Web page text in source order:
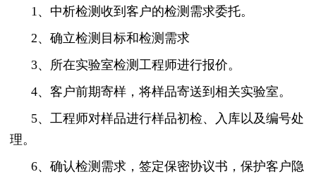
1、中析检测收到客户的检测需求委托。
2、确立检测目标和检测需求
3、所在实验室检测工程师进行报价。
4、客户前期寄样，将样品寄送到相关实验室。
5、工程师对样品进行样品初检、入库以及编号处
理。
6、确认检测需求，签定保密协议书，保护客户隐